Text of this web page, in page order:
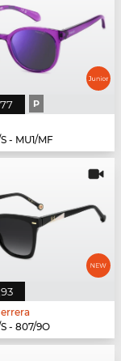
P
- MU1/MF
- 807/9O